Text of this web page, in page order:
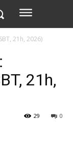
21h, 2026)
21h,
0
29